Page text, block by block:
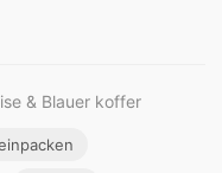
& Blauer koffer